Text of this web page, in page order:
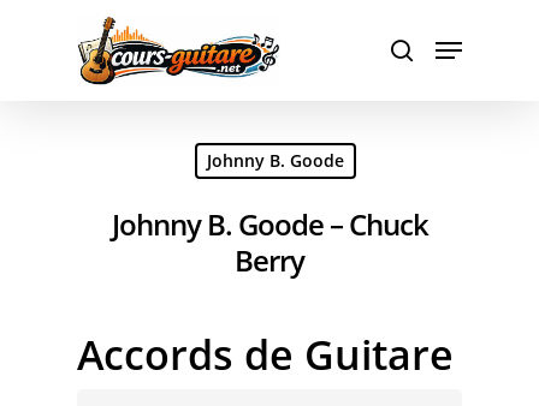
Hit enter to search or ESC to close
Johnny B. Goode
Johnny B. Goode – Chuck
Berry
Accords de Guitare